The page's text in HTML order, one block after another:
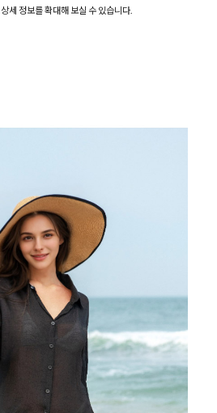
상세 정보를 확대해 보실 수 있습니다.